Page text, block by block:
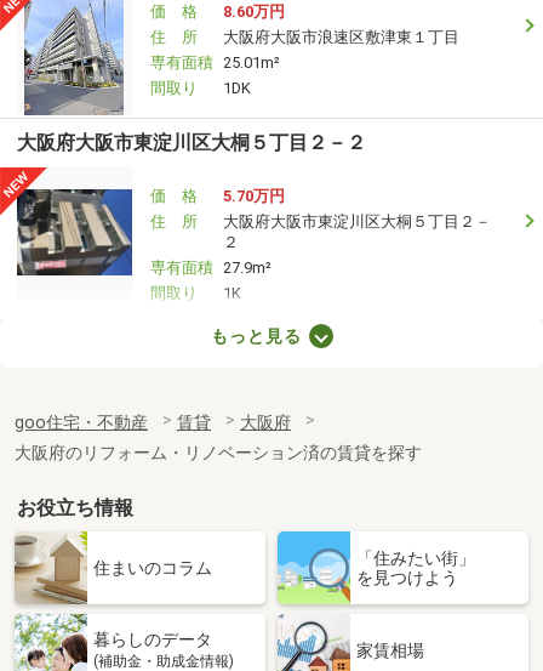
価 格
8.60万円
住 所
大阪府大阪市浪速区敷津東１丁目
専有面積 25.01m²
間取り
1DK
大阪府大阪市東淀川区大桐５丁目２－２
価 格
5.70万円
住 所
大阪府大阪市東淀川区大桐５丁目２－
２
専有面積 27.9m²
間取り
1K
大阪府大阪市阿倍野区天王寺町北３
住 所
大阪府大阪市阿倍野区天王寺町北３
専有面積 25.11m²
大阪府大阪市生野区新今里３丁目
5.20万円
住 所
大阪府大阪市生野区新今里３丁目
専有面積
22.28m²
間取り
1K
もっと見る
goo住宅・不動産 賃貸
大阪府
大阪府のリフォーム・リノベーション済の賃貸を探す
お役立ち情報
住まいのコラム
「住みたい街」
を見つけよう
暮らしのデータ
(補助金・助成金情報)
家賃相場